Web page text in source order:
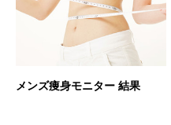
メンズ痩身モニター 結果